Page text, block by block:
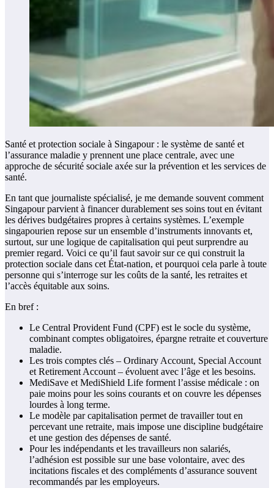
Santé et protection sociale à Singapour : le système de santé et
l’assurance maladie y prennent une place centrale, avec une
approche de sécurité sociale axée sur la prévention et les services de
santé.
En tant que journaliste spécialisé, je me demande souvent comment
Singapour parvient à financer durablement ses soins tout en évitant
les dérives budgétaires propres à certains systèmes. L’exemple
singapourien repose sur un ensemble d’instruments innovants et,
surtout, sur une logique de capitalisation qui peut surprendre au
premier regard. Voici ce qu’il faut savoir sur ce qui construit la
protection sociale dans cet État‑nation, et pourquoi cela parle à toute
personne qui s’interroge sur les coûts de la santé, les retraites et
l’accès équitable aux soins.
En bref :
Le Central Provident Fund (CPF) est le socle du système,
combinant comptes obligatoires, épargne retraite et couverture
maladie.
Les trois comptes clés – Ordinary Account, Special Account
et Retirement Account – évoluent avec l’âge et les besoins.
MediSave et MediShield Life forment l’assise médicale : on
paie moins pour les soins courants et on couvre les dépenses
lourdes à long terme.
Le modèle par capitalisation permet de travailler tout en
percevant une retraite, mais impose une discipline budgétaire
et une gestion des dépenses de santé.
Pour les indépendants et les travailleurs non salariés,
l’adhésion est possible sur une base volontaire, avec des
incitations fiscales et des compléments d’assurance souvent
recommandés par les employeurs.